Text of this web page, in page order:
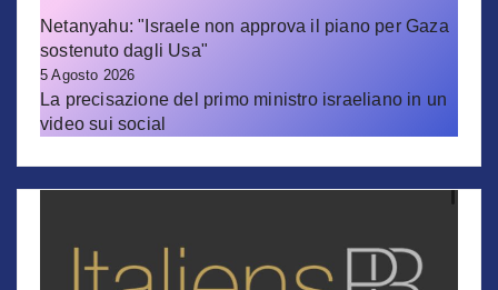
Netanyahu: "Israele non approva il piano per Gaza
sostenuto dagli Usa"
5 Agosto 2026
La precisazione del primo ministro israeliano in un
video sui social